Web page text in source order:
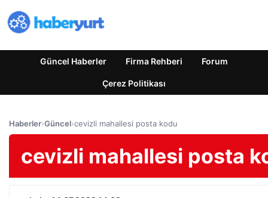
Güncel Haberler Firma Rehberi Forum
Çerez Politikası
Haberler›Güncel›cevizli mahallesi posta kodu
cevizli mahallesi posta